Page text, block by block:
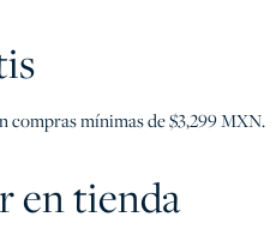
compras mínimas de $3,299 MXN.
en tienda